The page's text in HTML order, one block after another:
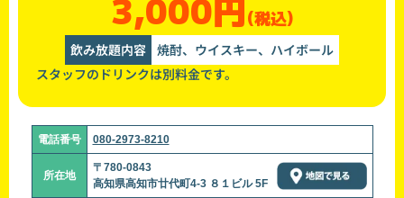
(税込)
飲み放題内容 焼酎、ウイスキー、ハイボール
スタッフのドリンクは別料金です。
電話番号 080-2973-8210
所在地
〒780-0843
高知県高知市廿代町4-3 ８１ビル 5F